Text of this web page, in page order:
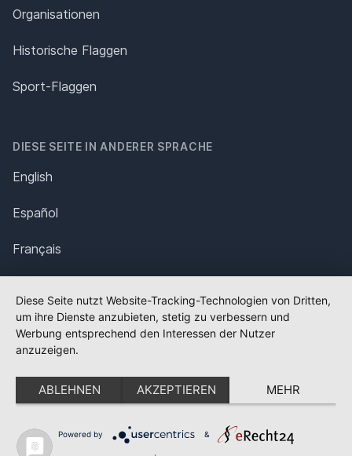
Organisationen
Historische Flaggen
Sport-Flaggen
DIESE SEITE IN ANDERER SPRACHE
English
Español
Français
Polska
Português
Nederlands
Svenska
Diese Seite nutzt Website-Tracking-Technologien von Dritten,
um ihre Dienste anzubieten, stetig zu verbessern und
Werbung entsprechend den Interessen der Nutzer
anzuzeigen.
ABLEHNEN AKZEPTIEREN MEHR
Powered by &